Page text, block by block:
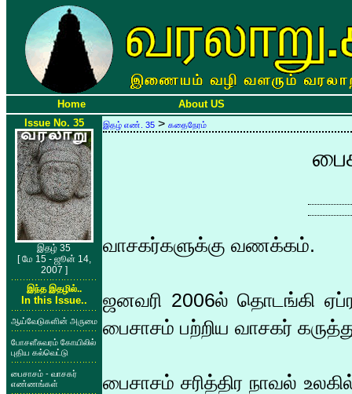
Home
About US
Issue No. 35
இதழ் 35
[ மே 15 - ஜூன் 14,
2007 ]
இந்த இதழில்..
In this Issue..
ஆய்வேடுகளின் அருமை
போசளீசுவரம் கோயிலில்
புதிய கல்வெட்டு
பைசாசம் - வாசகர்
எண்ணங்கள்
இதழ் எண். 35 > கதைநேரம்
வாசகர்களுக்கு வணக்கம்.
ஜனவரி 2006ல் தொடங்கி
பைசாசம் பற்றிய வாசகர்
பைசாசம் சரித்திர நாவல்